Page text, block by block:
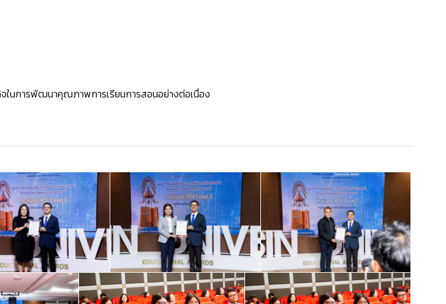
ในการพัฒนาคุณภาพการเรียนการสอนอย่างต่อเนื่อง